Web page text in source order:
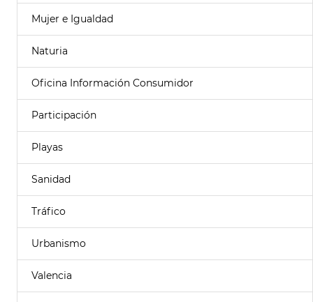
Mujer e Igualdad
Naturia
Oficina Información Consumidor
Participación
Playas
Sanidad
Tráfico
Urbanismo
Valencia